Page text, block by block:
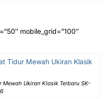
mobile_grid=”100″
Ukiran Klasik Terbaru SK-